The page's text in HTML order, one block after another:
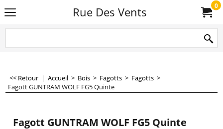
Rue Des Vents 0
<< Retour | Accueil > Bois > Fagotts > Fagotts >
Fagott GUNTRAM WOLF FG5 Quinte
Fagott GUNTRAM WOLF FG5 Quinte